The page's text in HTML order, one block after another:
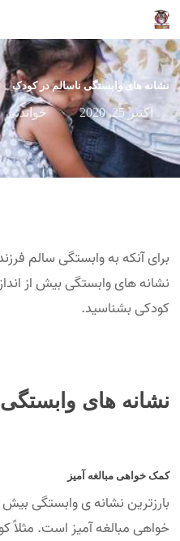
نشانه های وابستگی ناسالم در کودک
اکتبر 25, 2020 خواندنی
برای آنکه به وابستگی سالم
نشانه­ های وابستگی بیش از
کودکی بشناسید.
نشانه­ های
کمک خواهی مبالغه آمیز
خواهی مبالغه آمیز است. مثلاً